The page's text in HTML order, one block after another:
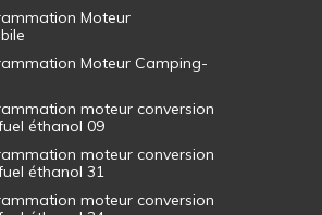
Moteur
Moteur Camping-
moteur conversion
éthanol 09
moteur conversion
éthanol 31
moteur conversion